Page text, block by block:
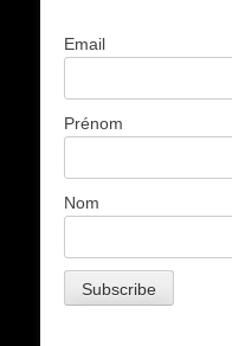
Email
Prénom
Nom